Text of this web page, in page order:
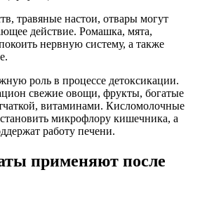
травяные настои, отвары могут
действие. Ромашка, мята,
нервную систему, а также
роль в процессе детоксикации.
свежие овощи, фрукты, богатые
витаминами. Кисломолочные
микрофлору кишечника, а
работу печени.
применяют после